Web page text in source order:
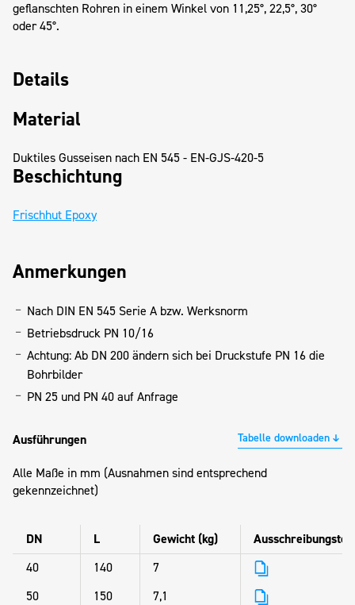
geflanschten Rohren in einem Winkel von 11,25°, 22,5°, 30°
oder 45°.
Details
Material
Duktiles Gusseisen nach EN 545 - EN-GJS-420-5
Beschichtung
Frischhut Epoxy
Anmerkungen
Nach DIN EN 545 Serie A bzw. Werksnorm
Betriebsdruck PN 10/16
Achtung: Ab DN 200 ändern sich bei Druckstufe PN 16 die
Bohrbilder
PN 25 und PN 40 auf Anfrage
Ausführungen Tabelle downloaden
Alle Maße in mm (Ausnahmen sind entsprechend
gekennzeichnet)
DN L Gewicht (kg)
40
140
7
50
150
7,1